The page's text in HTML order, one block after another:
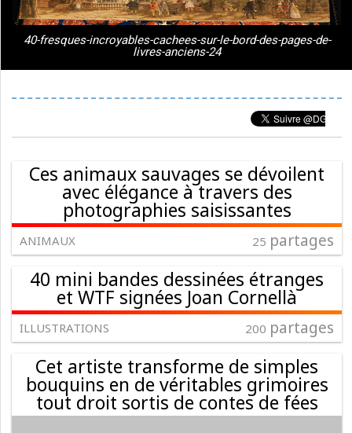
40-fresques-incroyables-cachees-sur-le-bord-des-pages-de-
livres-anciens-24
Ces animaux sauvages se dévoilent
avec élégance à travers des
photographies saisissantes
ANIMAUX 25 partages
40 mini bandes dessinées étranges
et WTF signées Joan Cornellà
ILLUSTRATIONS 200 partages
Cet artiste transforme de simples
bouquins en de véritables grimoires
tout droit sortis de contes de fées